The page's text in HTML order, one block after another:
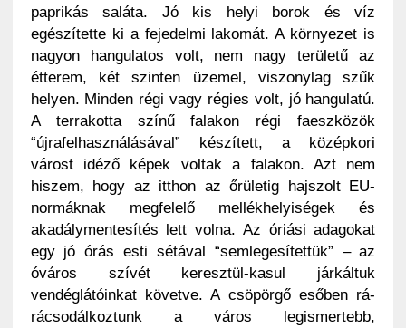
paprikás saláta. Jó kis helyi borok és víz
egészítette ki a fejedelmi lakomát. A környezet is
nagyon hangulatos volt, nem nagy területű az
étterem, két szinten üzemel, viszonylag szűk
helyen. Minden régi vagy régies volt, jó hangulatú.
A terrakotta színű falakon régi faeszközök
“újrafelhasználásával” készített, a középkori
várost idéző képek voltak a falakon. Azt nem
hiszem, hogy az itthon az őrületig hajszolt EU-
normáknak megfelelő mellékhelyiségek és
akadálymentesítés lett volna. Az óriási adagokat
egy jó órás esti sétával “semlegesítettük” – az
óváros szívét keresztül-kasul járkáltuk
vendéglátóinkat követve. A csöpörgő esőben rá-
rácsodálkoztunk a város legismertebb,